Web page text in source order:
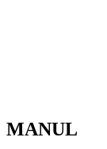
MANUL